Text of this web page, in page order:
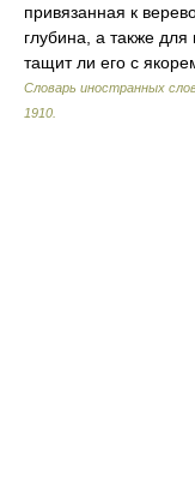
привязанная к
глубина, а также
тащит ли его с
Словарь иностранных
1910